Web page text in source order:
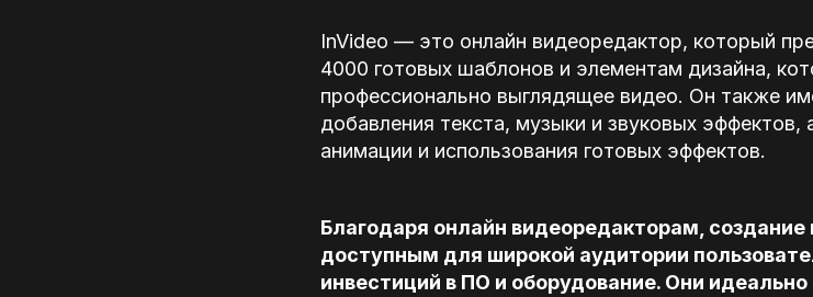
InVideo — это онлайн видеоредактор, который
4000 готовых шаблонов и элементам дизайна,
профессионально выглядящее видео. Он также
добавления текста, музыки и звуковых
анимации и использования готовых эффектов.
Благодаря онлайн видеоредакторам, создание
доступным для широкой аудитории
инвестиций в ПО и оборудование. Они